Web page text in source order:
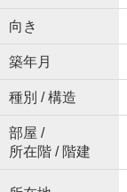
向き
築年月
種別 / 構造
部屋 /
所在階 / 階建